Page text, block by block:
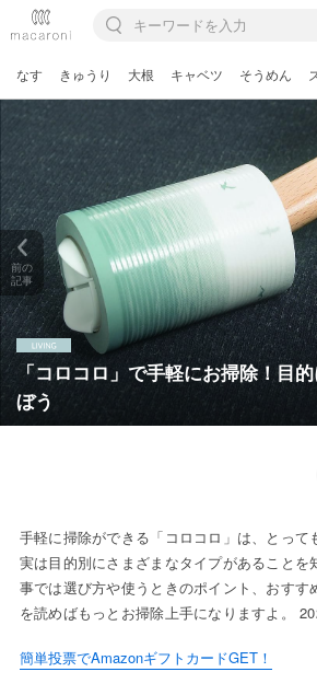
なす きゅうり 大根 キャベツ そうめん
「コロコロ」で手軽にお掃除！目
ぼう
前の
記事
手軽に掃除ができる「コロコロ」は、とって
実は目的別にさまざまなタイプがあることを
事では選び方や使うときのポイント、おすす
を読めばもっとお掃除上手になりますよ。
簡単投票でAmazonギフトカードGET！